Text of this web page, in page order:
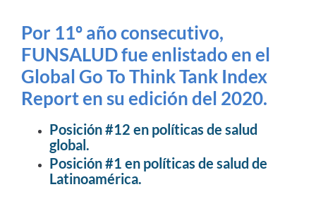
Por 11º año consecutivo,
FUNSALUD fue enlistado en el
Global Go To Think Tank Index
Report en su edición del 2020.
Posición #12 en políticas de salud
global.
Posición #1 en políticas de salud de
Latinoamérica.